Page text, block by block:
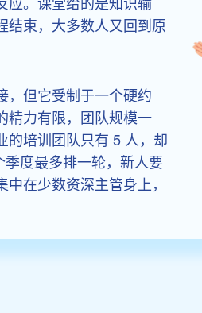
结束，大多数人又回到原
，但它受制于一个硬约
精力有限，团队规模一
的培训团队只有 5 人，却
度最多排一轮，新人要
在少数资深主管身上，